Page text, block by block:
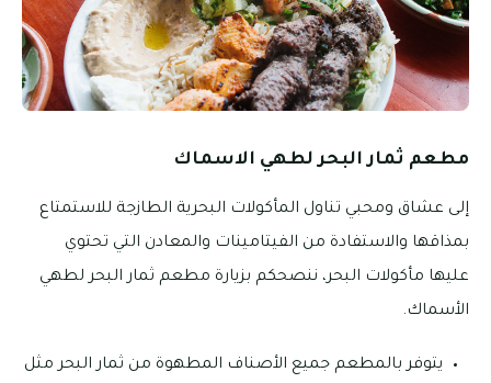
مطعم ثمار البحر لطهي الاسماك
إلى عشاق ومحبي تناول المأكولات البحرية الطازجة للاستمتاع
بمذاقها والاستفادة من الفيتامينات والمعادن التي تحتوي
عليها مأكولات البحر، ننصحكم بزيارة مطعم ثمار البحر لطهي
الأسماك.
يتوفر بالمطعم جميع الأصناف المطهوة من ثمار البحر مثل